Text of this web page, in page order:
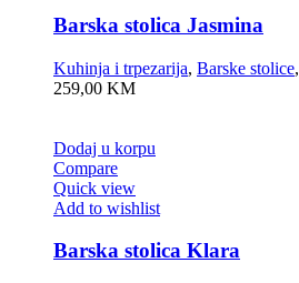
Barska stolica Jasmina
Kuhinja i trpezarija, Barske stolice,
259,00 KM
Dodaj u korpu
Compare
Quick view
Add to wishlist
Barska stolica Klara